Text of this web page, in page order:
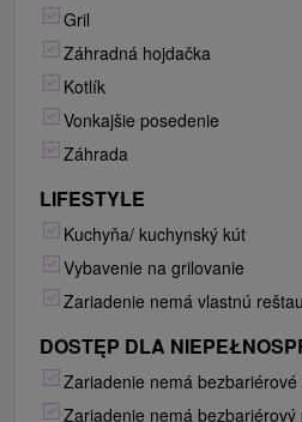
Gril
Záhradná hojdačka
Kotlík
Vonkajšie posedenie
Záhrada
LIFESTYLE
Kuchyňa/ kuchynský kút
Vybavenie na grilovanie
Zariadenie nemá vlastnú
DOSTĘP DLA
Zariadenie nemá bezbariérové
Zariadenie nemá bezbariérový